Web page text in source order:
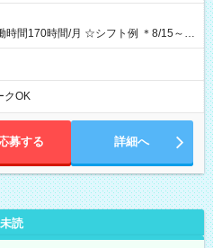
/月 ☆シフト例 ＊8/15～
12：00 17：00～21：00 ＊8/31
ます！ 12：00～16：00 ＊9/6～
クOK
募する 詳細へ
未読